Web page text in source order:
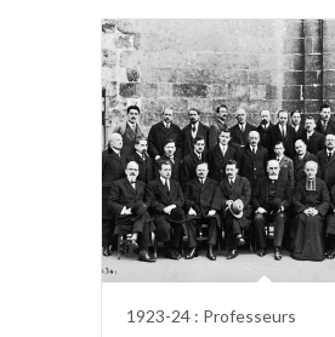
1923-24 : Professeurs